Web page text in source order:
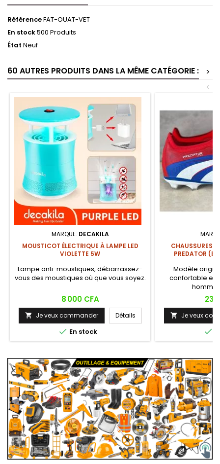
RéférenceFAT-OUAT-VET
En stock500 Produits
État Neuf
60 AUTRES PRODUITS DANS LA MÊME CATÉGORIE :
>
<
MARQUE: DECAKILA
MOUSTICOT ÉLECTRIQUE À LAMPE LED
VIOLETTE 5W
Lampe anti-moustiques, débarrassez-
vous des moustiques où que vous soyez.
Prix
8 000 CFA
 Je veux commander Détails
 En stock
CHAUSSURES
PREDATOR
Modèle
confortable et
Prix
23
 Je veux
